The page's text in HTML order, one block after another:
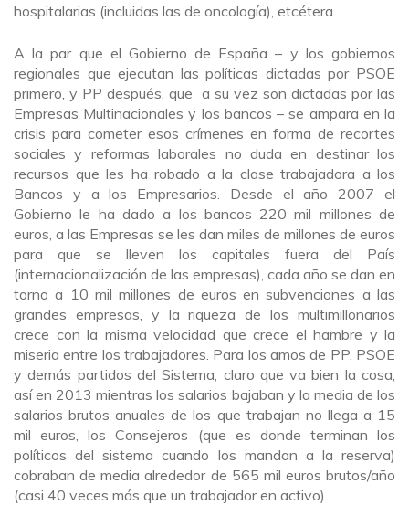
hospitalarias (incluidas las de oncología), etcétera.
A la par que el Gobierno de España – y los gobiernos
regionales que ejecutan las políticas dictadas por PSOE
primero, y PP después, que a su vez son dictadas por las
Empresas Multinacionales y los bancos – se ampara en la
crisis para cometer esos crímenes en forma de recortes
sociales y reformas laborales no duda en destinar los
recursos que les ha robado a la clase trabajadora a los
Bancos y a los Empresarios. Desde el año 2007 el
Gobierno le ha dado a los bancos 220 mil millones de
euros, a las Empresas se les dan miles de millones de euros
para que se lleven los capitales fuera del País
(internacionalización de las empresas), cada año se dan en
torno a 10 mil millones de euros en subvenciones a las
grandes empresas, y la riqueza de los multimillonarios
crece con la misma velocidad que crece el hambre y la
miseria entre los trabajadores. Para los amos de PP, PSOE
y demás partidos del Sistema, claro que va bien la cosa,
así en 2013 mientras los salarios bajaban y la media de los
salarios brutos anuales de los que trabajan no llega a 15
mil euros, los Consejeros (que es donde terminan los
políticos del sistema cuando los mandan a la reserva)
cobraban de media alrededor de 565 mil euros brutos/año
(casi 40 veces más que un trabajador en activo).